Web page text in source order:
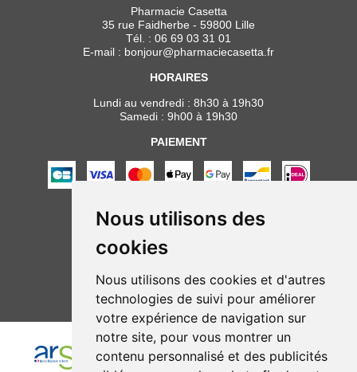
Nous utilisons des
cookies
Nous utilisons des cookies et d'autres
technologies de suivi pour améliorer
votre expérience de navigation sur
notre site, pour vous montrer un
contenu personnalisé et des publicités
Pharmacie Casetta
35 rue Faidherbe - 59800 Lille
Tél. : 06 69 03 31 01
E-mail : bonjour@pharmaciecasetta.fr
HORAIRES
Lundi au vendredi : 8h30 à 19h30
Samedi : 9h00 à 19h30
PAIEMENT
NOUS SUIVRE